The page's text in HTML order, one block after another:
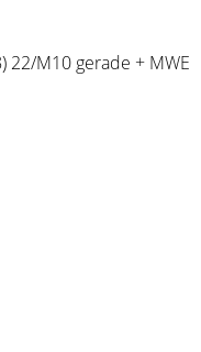
22/M10 gerade + MWE